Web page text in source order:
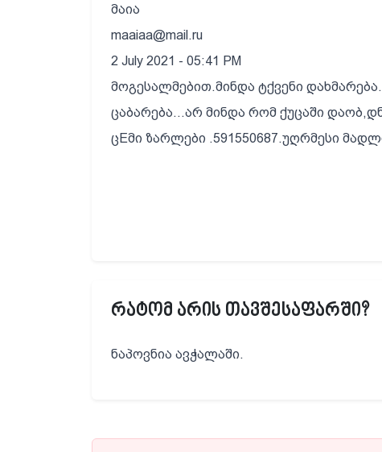
მაია
maaiaa@mail.ru
2 July 2021 - 05:41 PM
მოგესალმებით.მინდა ტქვენი
ცაბარება...არ მინდა რომ ქუცაში
ცEმი ზარლები .591550687.უღრმესი
რატომ არის თავშესაფარში?
ნაპოვნია ავჭალაში.